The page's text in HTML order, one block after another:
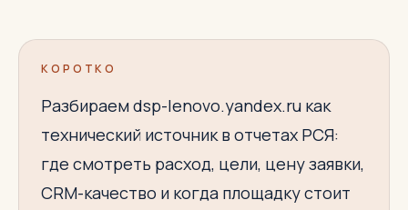
КОРОТКО
Разбираем dsp-lenovo.yandex.ru как
технический источник в отчетах РСЯ:
где смотреть расход, цели, цену заявки,
CRM-качество и когда площадку стоит